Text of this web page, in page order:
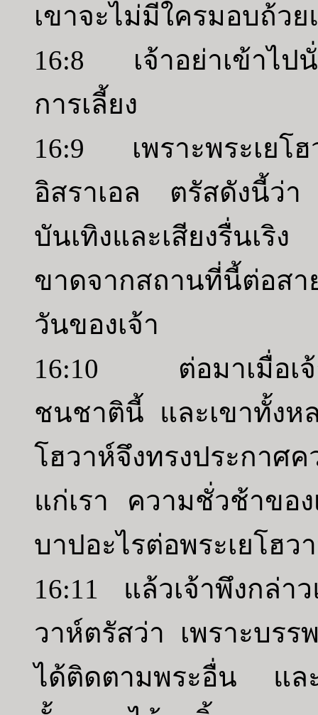
เขาจะไม่มีใครมอบถ้ว
16:8 เจ้าอย่าเข้าไป
การเลี้ยง
16:9 เพราะพระเยโ
อิสราเอล ตรัสดังนี้ว่า
บันเทิงและเสียงรื่นเริง
ขาดจากสถานที่นี้ต่อสา
วันของเจ้า
16:10 ต่อมาเมื่อเจ้า
ชนชาตินี้ และเขาทั้งห
โฮวาห์จึงทรงประกาศ
แก่เรา ความชั่วช้าของ
บาปอะไรต่อพระเยโฮว
16:11 แล้วเจ้าพึงกล่า
วาห์ตรัสว่า เพราะบรร
ได้ติดตามพระอื่น แล